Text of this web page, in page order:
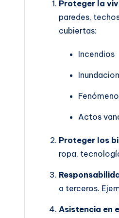
Proteger la
paredes,
cubiertas:
Incendios
Actos
Proteger los
ropa,
a terceros.
Asistencia en